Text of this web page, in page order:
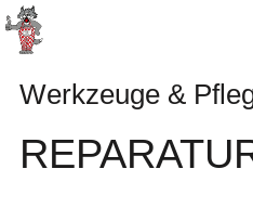
Werkzeuge &